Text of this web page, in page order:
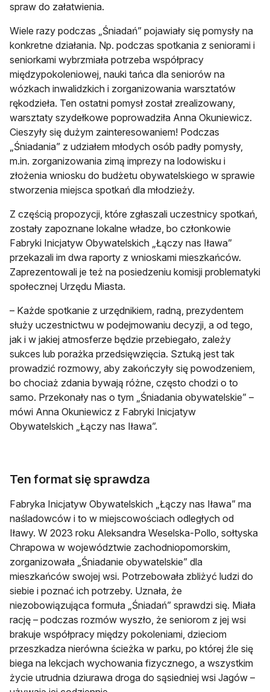
spraw do załatwienia.
Wiele razy podczas „Śniadań” pojawiały się pomysły na
konkretne działania. Np. podczas spotkania z seniorami i
seniorkami wybrzmiała potrzeba współpracy
międzypokoleniowej, nauki tańca dla seniorów na
wózkach inwalidzkich i zorganizowania warsztatów
rękodzieła. Ten ostatni pomysł został zrealizowany,
warsztaty szydełkowe poprowadziła Anna Okuniewicz.
Cieszyły się dużym zainteresowaniem! Podczas
„Śniadania” z udziałem młodych osób padły pomysły,
m.in. zorganizowania zimą imprezy na lodowisku i
złożenia wniosku do budżetu obywatelskiego w sprawie
stworzenia miejsca spotkań dla młodzieży.
Z częścią propozycji, które zgłaszali uczestnicy spotkań,
zostały zapoznane lokalne władze, bo członkowie
Fabryki Inicjatyw Obywatelskich „Łączy nas Iława”
przekazali im dwa raporty z wnioskami mieszkańców.
Zaprezentowali je też na posiedzeniu komisji problematyki
społecznej Urzędu Miasta.
– Każde spotkanie z urzędnikiem, radną, prezydentem
służy uczestnictwu w podejmowaniu decyzji, a od tego,
jak i w jakiej atmosferze będzie przebiegało, zależy
sukces lub porażka przedsięwzięcia. Sztuką jest tak
prowadzić rozmowy, aby zakończyły się powodzeniem,
bo chociaż zdania bywają różne, często chodzi o to
samo. Przekonały nas o tym „Śniadania obywatelskie” –
mówi Anna Okuniewicz z Fabryki Inicjatyw
Obywatelskich „Łączy nas Iława”.
Ten format się sprawdza
Fabryka Inicjatyw Obywatelskich „Łączy nas Iława” ma
naśladowców i to w miejscowościach odległych od
Iławy. W 2023 roku Aleksandra Weselska-Pollo, sołtyska
Chrapowa w województwie zachodniopomorskim,
zorganizowała „Śniadanie obywatelskie” dla
mieszkańców swojej wsi. Potrzebowała zbliżyć ludzi do
siebie i poznać ich potrzeby. Uznała, że
niezobowiązująca formuła „Śniadań” sprawdzi się. Miała
rację – podczas rozmów wyszło, że seniorom z jej wsi
brakuje współpracy między pokoleniami, dzieciom
przeszkadza nierówna ścieżka w parku, po której źle się
biega na lekcjach wychowania fizycznego, a wszystkim
życie utrudnia dziurawa droga do sąsiedniej wsi Jagów –